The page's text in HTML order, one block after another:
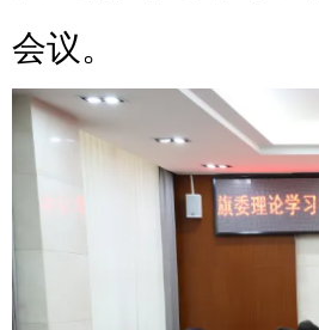
会议。